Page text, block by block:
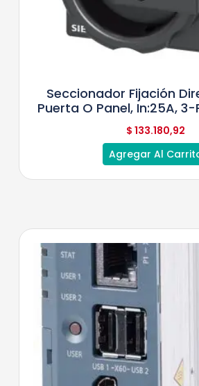
Seccionador Fijación
Puerta O Panel, In:25A,
$ 133.180,92
Agregar Al